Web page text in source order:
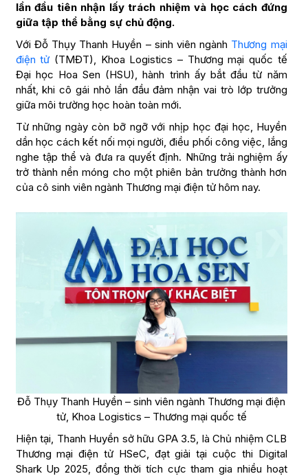
lần đầu tiên nhận lấy trách nhiệm và học cách đứng
giữa tập thể bằng sự chủ động.
Với Đỗ Thụy Thanh Huyền – sinh viên ngành Thương mại
điện tử (TMĐT), Khoa Logistics – Thương mại quốc tế
Đại học Hoa Sen (HSU), hành trình ấy bắt đầu từ năm
nhất, khi cô gái nhỏ lần đầu đảm nhận vai trò lớp trưởng
giữa môi trường học hoàn toàn mới.
Từ những ngày còn bỡ ngỡ với nhịp học đại học, Huyền
dần học cách kết nối mọi người, điều phối công việc, lắng
nghe tập thể và đưa ra quyết định. Những trải nghiệm ấy
trở thành nền móng cho một phiên bản trưởng thành hơn
của cô sinh viên ngành Thương mại điện tử hôm nay.
Đỗ Thụy Thanh Huyền – sinh viên ngành Thương mại điện
tử, Khoa Logistics – Thương mại quốc tế
Hiện tại, Thanh Huyền sở hữu GPA 3.5, là Chủ nhiệm CLB
Thương mại điện tử HSeC, đạt giải tại cuộc thi Digital
Shark Up 2025, đồng thời tích cực tham gia nhiều hoạt